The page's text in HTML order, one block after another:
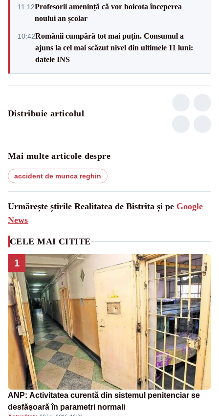
11:12Profesorii amenință că vor boicota începerea
noului an școlar
10:42Românii cumpără tot mai puțin. Consumul a
ajuns la cel mai scăzut nivel din ultimele 11 luni:
datele INS
Distribuie articolul
Mai multe articole despre
accident de munca reghin
Urmărește știrile Realitatea de Bistrita și pe Google
News
CELE MAI CITITE
1
ANP: Activitatea curentă din sistemul penitenciar se
desfăşoară în parametri normali